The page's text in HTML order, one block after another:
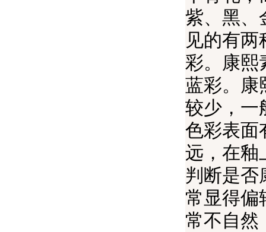
紫、黑、
见的有
彩。康熙
蓝彩。康
较少，一
色彩表面
远，在釉
判断是否
常显得偏
常不自然